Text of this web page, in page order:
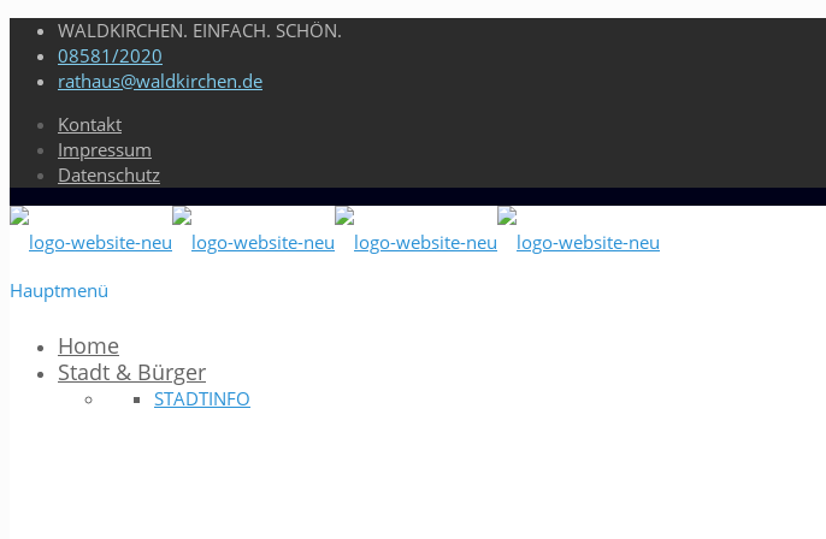
WALDKIRCHEN. EINFACH. SCHÖN.
08581/2020
rathaus@waldkirchen.de
Kontakt
Impressum
Datenschutz
Hauptmenü
Home
Stadt & Bürger
STADTINFO